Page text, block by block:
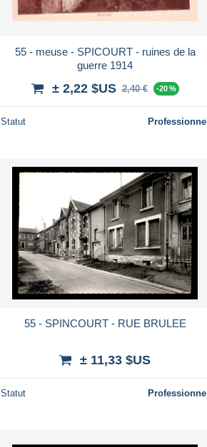
55 - meuse - SPICOURT - ruines de la
guerre 1914
± 2,22 $US 2,40 € -20 %
Statut Professionnel
55 - SPINCOURT - RUE BRULEE
± 11,33 $US
Statut Professionnel